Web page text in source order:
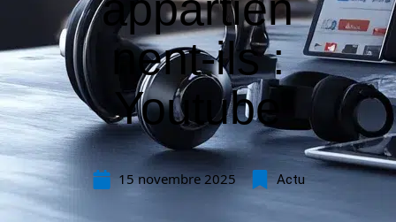
nent-ils :
Youtube
15 novembre 2025 Actu